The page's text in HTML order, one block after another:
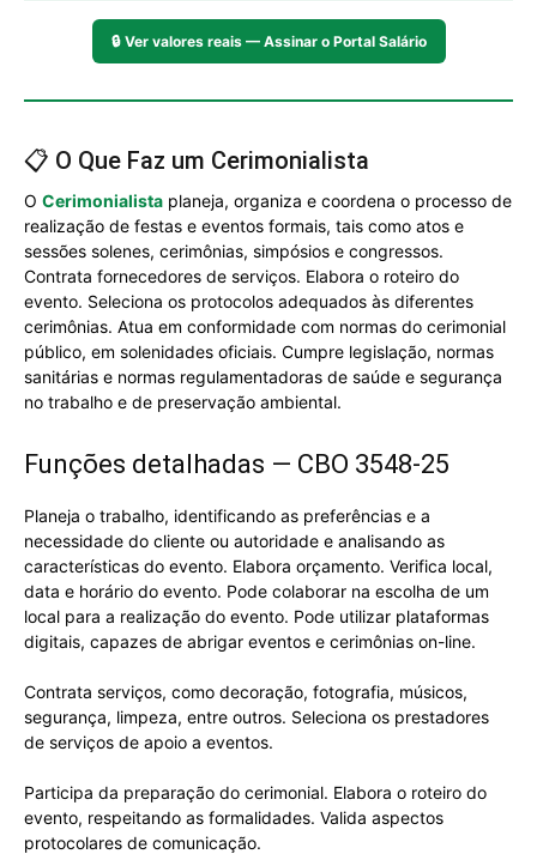
🔒 Ver valores reais — Assinar o Portal Salário
📋 O Que Faz um Cerimonialista
O Cerimonialista planeja, organiza e coordena o processo de
realização de festas e eventos formais, tais como atos e
sessões solenes, cerimônias, simpósios e congressos.
Contrata fornecedores de serviços. Elabora o roteiro do
evento. Seleciona os protocolos adequados às diferentes
cerimônias. Atua em conformidade com normas do cerimonial
público, em solenidades oficiais. Cumpre legislação, normas
sanitárias e normas regulamentadoras de saúde e segurança
no trabalho e de preservação ambiental.
Funções detalhadas — CBO 3548-25
Planeja o trabalho, identificando as preferências e a
necessidade do cliente ou autoridade e analisando as
características do evento. Elabora orçamento. Verifica local,
data e horário do evento. Pode colaborar na escolha de um
local para a realização do evento. Pode utilizar plataformas
digitais, capazes de abrigar eventos e cerimônias on-line.
Contrata serviços, como decoração, fotografia, músicos,
segurança, limpeza, entre outros. Seleciona os prestadores
de serviços de apoio a eventos.
Participa da preparação do cerimonial. Elabora o roteiro do
evento, respeitando as formalidades. Valida aspectos
protocolares de comunicação.